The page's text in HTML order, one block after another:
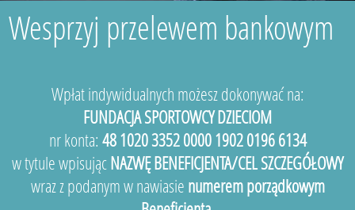
Wesprzyj przelewem bankowym
Wpłat indywidualnych możesz dokonywać na:
FUNDACJA SPORTOWCY DZIECIOM
nr konta: 48 1020 3352 0000 1902 0196 6134
w tytule wpisującNAZWĘ BENEFICJENTA/CEL SZCZEGÓŁOWY
wraz z podanym w nawiasie numerem porządkowym